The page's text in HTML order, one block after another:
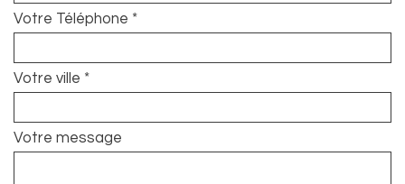
Votre Téléphone *
Votre ville *
Votre message